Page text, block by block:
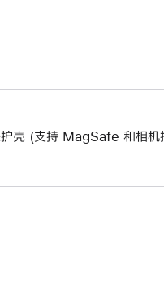
壳 (支持 MagSafe 和相机